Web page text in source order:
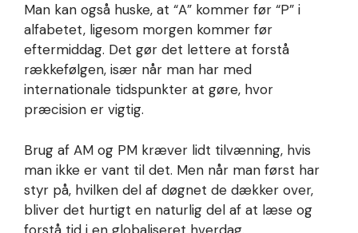
Man kan også huske, at “A” kommer før “P” i
alfabetet, ligesom morgen kommer før
eftermiddag. Det gør det lettere at forstå
rækkefølgen, især når man har med
internationale tidspunkter at gøre, hvor
præcision er vigtig.
Brug af AM og PM kræver lidt tilvænning, hvis
man ikke er vant til det. Men når man først har
styr på, hvilken del af døgnet de dækker over,
bliver det hurtigt en naturlig del af at læse og
forstå tid i en globaliseret hverdag.